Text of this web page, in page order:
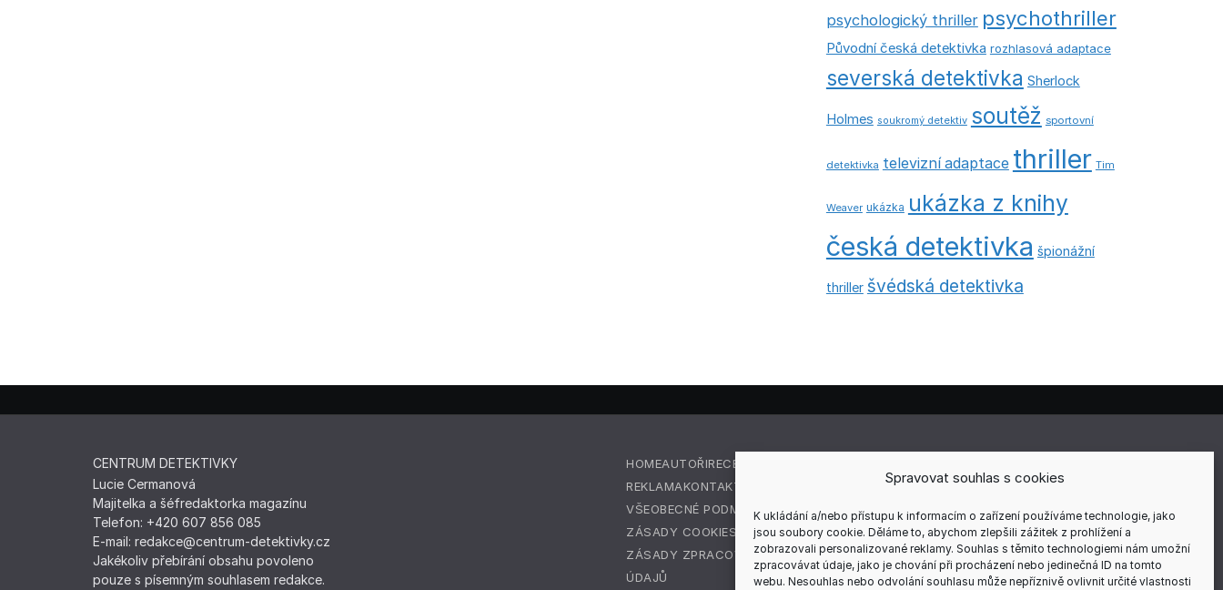
Spravovat souhlas s cookies
K ukládání a/nebo přístupu k informacím o zařízení používáme technologie, jako
jsou soubory cookie. Děláme to, abychom zlepšili zážitek z prohlížení a
zobrazovali personalizované reklamy. Souhlas s těmito technologiemi nám umožní
zpracovávat údaje, jako je chování při procházení nebo jedinečná ID na tomto
webu. Nesouhlas nebo odvolání souhlasu může nepříznivě ovlivnit určité vlastnosti
psychologický thriller psychothriller
Původní česká detektivka rozhlasová adaptace
severská detektivka Sherlock
Holmes soukromý detektiv soutěž sportovní
detektivka televizní adaptace thriller Tim
Weaver ukázka ukázka z knihy
česká detektivka špionážní
thriller švédská detektivka
CENTRUM DETEKTIVKY
Lucie Cermanová
Majitelka a šéfredaktorka magazínu
Telefon: +420 607 856 085
E-mail: redakce@centrum-detektivky.cz
Jakékoliv přebírání obsahu povoleno
pouze s písemným souhlasem redakce.
HOMEAUTOŘIRECENZE
REKLAMAKONTAKT
VŠEOBECNÉ PODMÍNKY
ZÁSADY COOKIES (EU)
ZÁSADY ZPRACOVÁNÍ OSOBNÍCH
ÚDAJŮ